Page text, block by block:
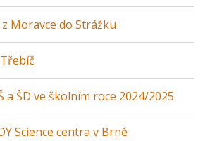
Moravce do Strážku
a ŠD ve školním roce 2024/2025
Science centra v Brně